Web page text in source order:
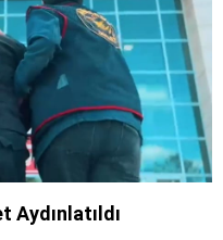
Aydınlatıldı